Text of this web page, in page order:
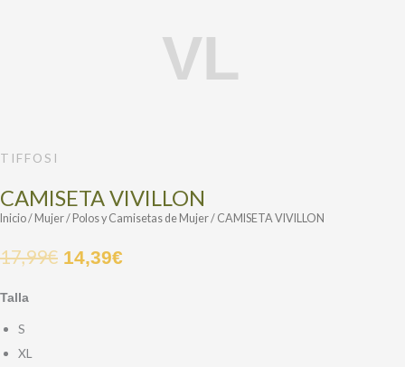
TIFFOSI
CAMISETA VIVILLON
Inicio/ Mujer/ Polos y Camisetas de Mujer/ CAMISETA VIVILLON
17,99€ 14,39€
Talla
S
XL